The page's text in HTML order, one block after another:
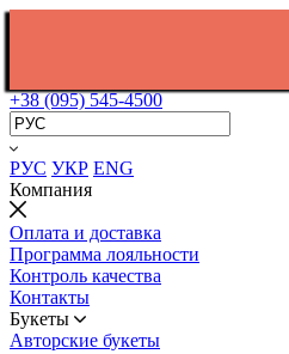
+38 (095) 545-4500
РУС УКР ENG
Компания
Оплата и доставка
Программа лояльности
Контроль качества
Контакты
Букеты
Авторские букеты